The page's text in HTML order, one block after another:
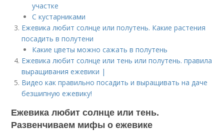
участке
С кустарниками
Ежевика любит солнце или полутень. Какие растения
посадить в полутени
Какие цветы можно сажать в полутень
Ежевика любит солнце или тень или полутень. правила
выращивания ежевики |
Видео как правильно посадить и выращивать на даче
безшипную ежевику!
Ежевика любит солнце или тень.
Развенчиваем мифы о ежевике